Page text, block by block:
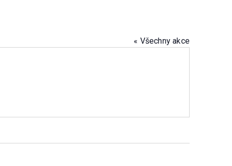
« Všechny akce